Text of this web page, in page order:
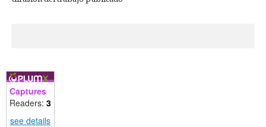
Captures
Readers: 3
see details